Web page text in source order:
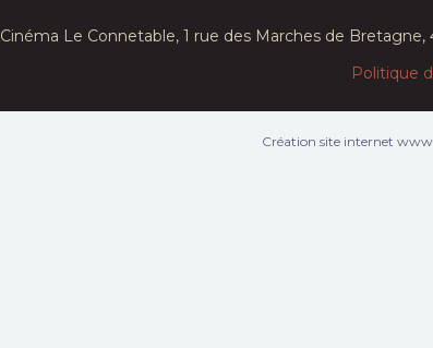
Cinéma Le Connetable, 1 rue des Marches de Bretagne,
Politique
Création site internet